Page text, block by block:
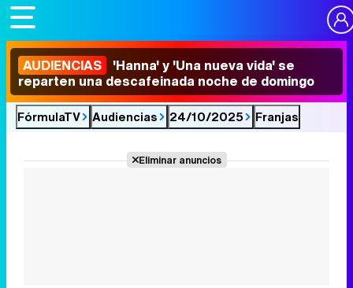
AUDIENCIAS 'Hanna' y 'Una nueva vida' se
reparten una descafeinada noche de domingo
FórmulaTV Audiencias 24/10/2025 Franjas
Eliminar anuncios